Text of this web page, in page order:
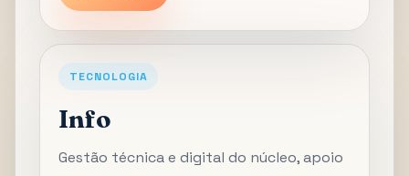
TECNOLOGIA
Info
Gestão técnica e digital do núcleo, apoio